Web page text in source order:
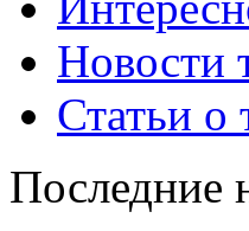
Новости
Статьи о
Последние